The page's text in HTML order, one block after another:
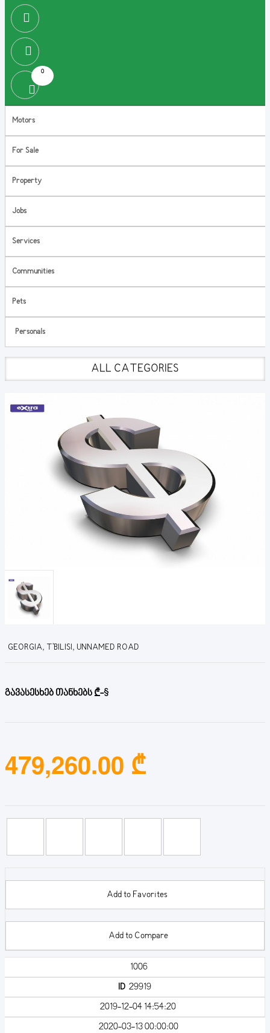
0
Motors
For Sale
Property
Jobs
Services
Communities
Pets
Personals
ALL CATEGORIES
GEORGIA, T'BILISI, UNNAMED ROAD
გავასესხებ თანხებს ₾-$
479,260.00 ₾
Add to Favorites
Add to Compare
1006
ID 29919
2019-12-04 14:54:20
2020-03-13 00:00:00